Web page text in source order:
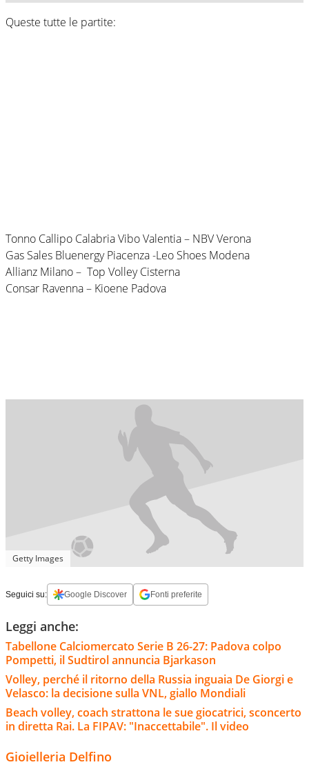
Queste tutte le partite:
Tonno Callipo Calabria Vibo Valentia – NBV Verona
Gas Sales Bluenergy Piacenza -Leo Shoes Modena
Allianz Milano – Top Volley Cisterna
Consar Ravenna – Kioene Padova
Getty Images
Seguici su: Google Discover Fonti preferite
Leggi anche:
Tabellone Calciomercato Serie B 26-27: Padova colpo
Pompetti, il Sudtirol annuncia Bjarkason
Volley, perché il ritorno della Russia inguaia De Giorgi e
Velasco: la decisione sulla VNL, giallo Mondiali
Beach volley, coach strattona le sue giocatrici, sconcerto
in diretta Rai. La FIPAV: "Inaccettabile". Il video
Gioielleria Delfino